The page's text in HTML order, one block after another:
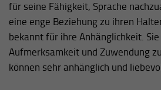
für seine Fähigkeit, Sprache
eine enge Beziehung zu ihren
bekannt für ihre Anhänglichkeit.
Aufmerksamkeit und Zuwendung
können sehr anhänglich und